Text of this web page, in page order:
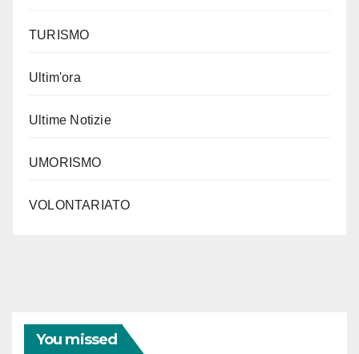
TURISMO
Ultim'ora
Ultime Notizie
UMORISMO
VOLONTARIATO
You missed